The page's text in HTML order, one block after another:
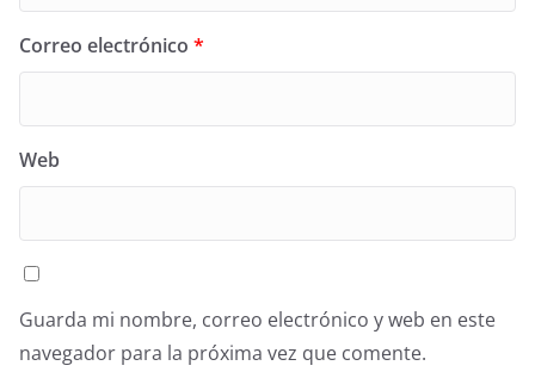
Correo electrónico *
Web
Guarda mi nombre, correo electrónico y web en este
navegador para la próxima vez que comente.